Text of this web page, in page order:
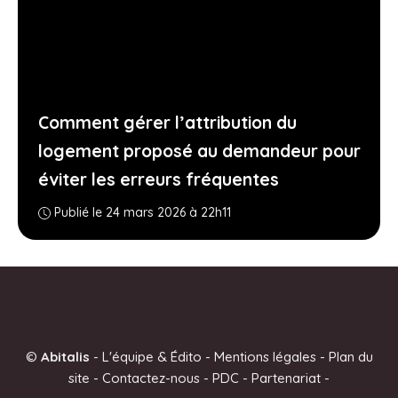
Comment gérer l’attribution du
logement proposé au demandeur pour
éviter les erreurs fréquentes
Publié le 24 mars 2026 à 22h11
© Abitalis - L'équipe & Édito - Mentions légales- Plan du
site - Contactez-nous - PDC - Partenariat -